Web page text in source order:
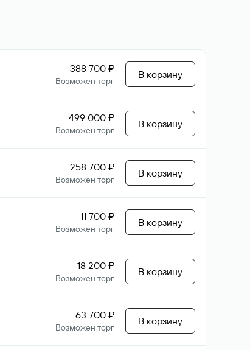
388 700 ₽
Возможен торг
В корзину
499 000 ₽
Возможен торг
В корзину
258 700 ₽
Возможен торг
В корзину
11 700 ₽
Возможен торг
В корзину
18 200 ₽
Возможен торг
В корзину
63 700 ₽
Возможен торг
В корзину